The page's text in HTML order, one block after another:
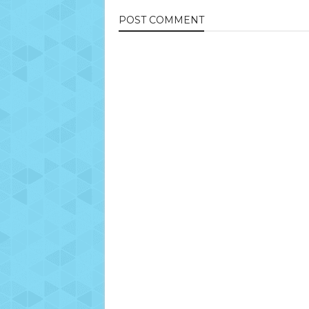
POST COMMENT